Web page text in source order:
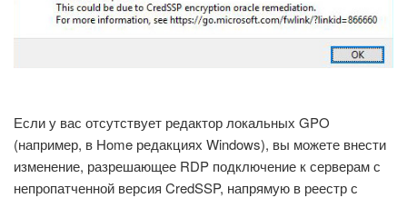
Если у вас отсутствует редактор локальных GPO
(например, в Home редакциях Windows), вы можете внести
изменение, разрешающее RDP подключение к серверам с
непропатченной версия CredSSP, напрямую в реестр с